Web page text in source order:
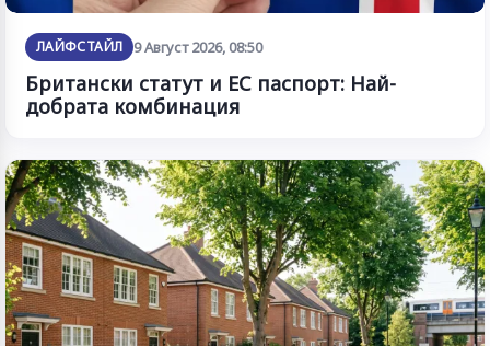
ЛАЙФСТАЙЛ 9 Август 2026, 08:50
Британски статут и ЕС паспорт: Най-
добрата комбинация